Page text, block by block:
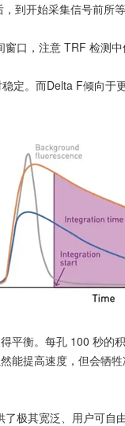
到开始采集信号前所
口，注意 TRF 检测中
。而Delta F倾向
平衡。每孔 100 秒
提高速度，但会牺
极其宽泛、用户可